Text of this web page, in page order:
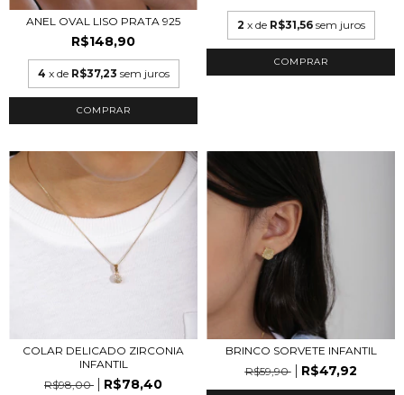
ANEL OVAL LISO PRATA 925
R$148,90
4 x de R$37,23 sem juros
COMPRAR
2 x de R$31,56 sem juros
COLAR DELICADO ZIRCONIA
INFANTIL
R$98,00
R$78,40
BRINCO SORVETE INFANTIL
R$59,90
R$47,92